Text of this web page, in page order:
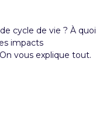
cycle de vie ? À quoi
impacts
vous explique tout.